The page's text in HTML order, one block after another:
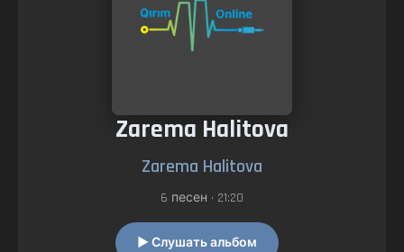
Zarema Halitova
Zarema Halitova
6 песен • 21:20
▶ Слушать альбом